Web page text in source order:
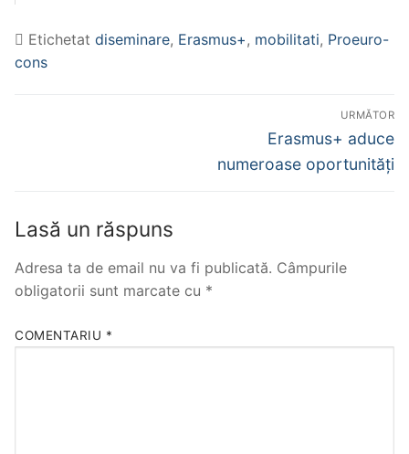
Etichetat diseminare, Erasmus+, mobilitati, Proeuro-
cons
URMĂTOR
Articolul
următor:
Erasmus+ aduce
numeroase oportunităţi
Lasă un răspuns
Adresa ta de email nu va fi publicată. Câmpurile
obligatorii sunt marcate cu *
COMENTARIU *